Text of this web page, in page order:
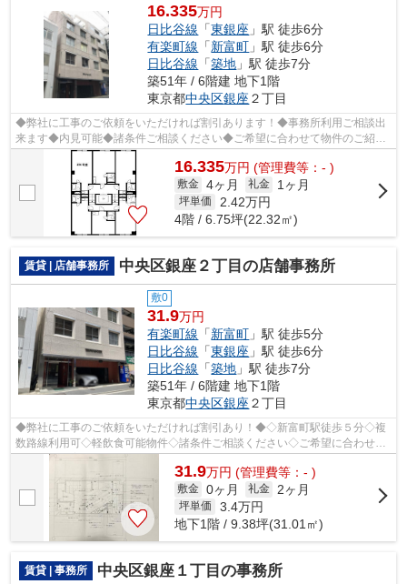
16.335万円
日比谷線 「東銀座 」駅 徒歩6分
有楽町線 「新富町 」駅 徒歩6分
日比谷線 「築地 」駅 徒歩7分
築51年 / 6階建 地下1階
東京都中央区銀座 ２丁目
◆弊社に工事のご依頼をいただければ割引あります！◆事務所利用ご相談出
来ます◆内見可能◆諸条件ご相談ください◆ご希望に合わせて物件のご紹介
可能です◆業種・ご希望条件等お気軽にお問...
16.335万円 (管理費等：- )
敷金 4ヶ月 礼金 1ヶ月
坪単価 2.42万円
4階 / 6.75坪(22.32㎡)
賃貸 | 店舗事務所 中央区銀座２丁目の店舗事務所
敷0
31.9万円
有楽町線 「新富町 」駅 徒歩5分
日比谷線 「東銀座 」駅 徒歩6分
日比谷線 「築地 」駅 徒歩7分
築51年 / 6階建 地下1階
東京都中央区銀座 ２丁目
◆弊社に工事のご依頼をいただければ割引あり！◆◇新富町駅徒歩５分◇複
数路線利用可◇軽飲食可能物件◇諸条件ご相談ください◇ご希望に合わせて
物件のご提案が可能です◇お気軽にお問い合わ...
31.9万円 (管理費等：- )
敷金 0ヶ月 礼金 2ヶ月
坪単価 3.4万円
地下1階 / 9.38坪(31.01㎡)
賃貸 | 事務所 中央区銀座１丁目の事務所